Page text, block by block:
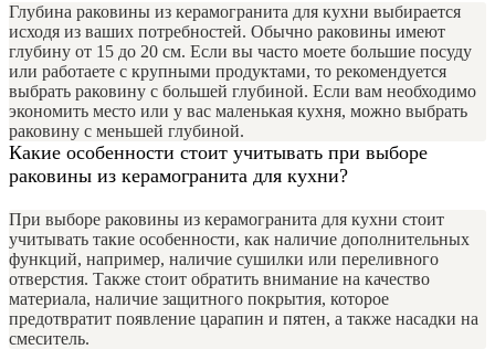
Глубина раковины из керамогранита для кухни выбирается
исходя из ваших потребностей. Обычно раковины имеют
глубину от 15 до 20 см. Если вы часто моете большие посуду
или работаете с крупными продуктами, то рекомендуется
выбрать раковину с большей глубиной. Если вам необходимо
экономить место или у вас маленькая кухня, можно выбрать
раковину с меньшей глубиной.
Какие особенности стоит учитывать при выборе
раковины из керамогранита для кухни?
При выборе раковины из керамогранита для кухни стоит
учитывать такие особенности, как наличие дополнительных
функций, например, наличие сушилки или переливного
отверстия. Также стоит обратить внимание на качество
материала, наличие защитного покрытия, которое
предотвратит появление царапин и пятен, а также насадки на
смеситель.